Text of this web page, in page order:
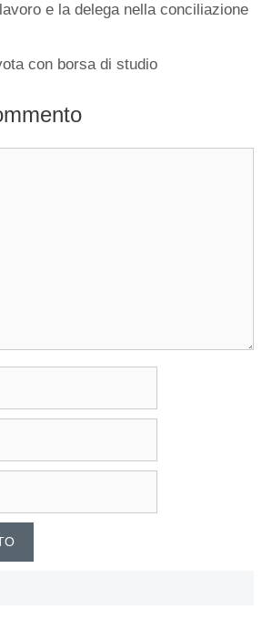
e la delega nella conciliazione
con borsa di studio